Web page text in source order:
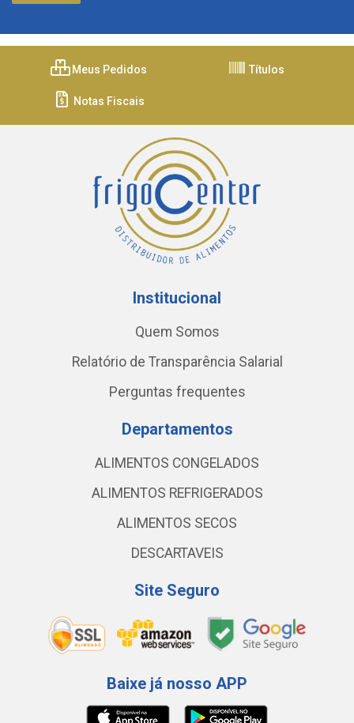
Meus Pedidos Títulos
Notas Fiscais
Institucional
Quem Somos
Relatório de Transparência Salarial
Perguntas frequentes
Departamentos
ALIMENTOS CONGELADOS
ALIMENTOS REFRIGERADOS
ALIMENTOS SECOS
DESCARTAVEIS
Site Seguro
Baixe já nosso APP